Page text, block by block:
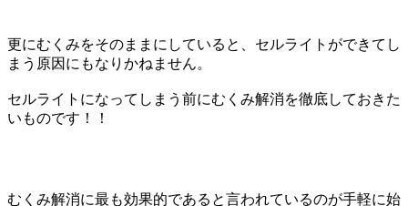
更にむくみをそのままにしていると、セルライトができてし
まう原因にもなりかねません。
セルライトになってしまう前にむくみ解消を徹底しておきた
いものです！！
むくみ解消に最も効果的であると言われているのが手軽に始